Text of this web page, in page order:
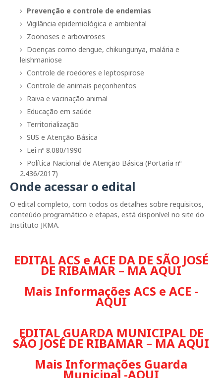
Prevenção e controle de endemias
Vigilância epidemiológica e ambiental
Zoonoses e arboviroses
Doenças como dengue, chikungunya, malária e
leishmaniose
Controle de roedores e leptospirose
Controle de animais peçonhentos
Raiva e vacinação animal
Educação em saúde
Territorialização
SUS e Atenção Básica
Lei nº 8.080/1990
Política Nacional de Atenção Básica (Portaria nº
2.436/2017)
Onde acessar o edital
O edital completo, com todos os detalhes sobre requisitos,
conteúdo programático e etapas, está disponível no site do
Instituto JKMA.
EDITAL ACS e ACE DA DE SÃO JOSÉ
DE RIBAMAR – MA AQUI
Mais Informações ACS e ACE -
AQUI
EDITAL GUARDA MUNICIPAL DE
SÃO JOSÉ DE RIBAMAR – MA AQUI
Mais Informações Guarda
Municipal -AQUI